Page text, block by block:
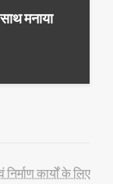
मनाया
कार्यों के लिए